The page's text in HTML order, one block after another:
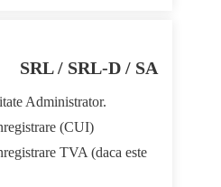
SRL / SRL-D / SA
Administrator.
(CUI)
TVA (daca este